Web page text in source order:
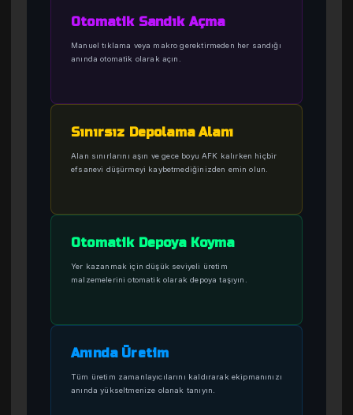
Otomatik Sandık Açma
Manuel tıklama veya makro gerektirmeden her sandığı
anında otomatik olarak açın.
Sınırsız Depolama Alanı
Alan sınırlarını aşın ve gece boyu AFK kalırken hiçbir
efsanevi düşürmeyi kaybetmediğinizden emin olun.
Otomatik Depoya Koyma
Yer kazanmak için düşük seviyeli üretim
malzemelerini otomatik olarak depoya taşıyın.
Anında Üretim
Tüm üretim zamanlayıcılarını kaldırarak ekipmanınızı
anında yükseltmenize olanak tanıyın.